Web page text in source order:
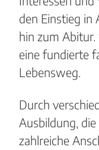
den Einstieg in
hin zum
eine fundierte
Lebensweg.
Durch
Ausbildung,
zahlreiche